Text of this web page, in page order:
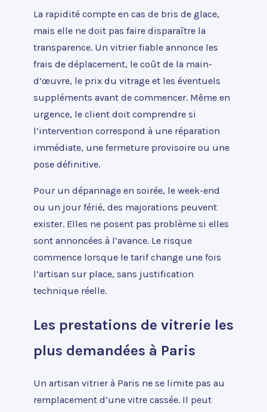
La rapidité compte en cas de bris de glace,
mais elle ne doit pas faire disparaître la
transparence. Un vitrier fiable annonce les
frais de déplacement, le coût de la main-
d’œuvre, le prix du vitrage et les éventuels
suppléments avant de commencer. Même en
urgence, le client doit comprendre si
l’intervention correspond à une réparation
immédiate, une fermeture provisoire ou une
pose définitive.
Pour un dépannage en soirée, le week-end
ou un jour férié, des majorations peuvent
exister. Elles ne posent pas problème si elles
sont annoncées à l’avance. Le risque
commence lorsque le tarif change une fois
l’artisan sur place, sans justification
technique réelle.
Les prestations de vitrerie les
plus demandées à Paris
Un artisan vitrier à Paris ne se limite pas au
remplacement d’une vitre cassée. Il peut